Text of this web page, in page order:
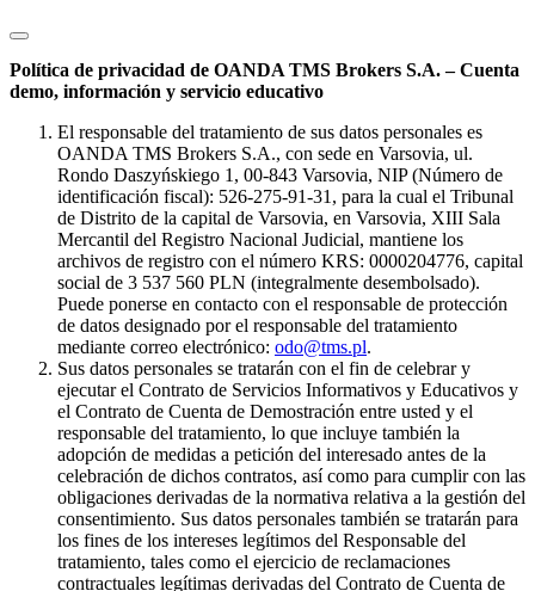
Política de privacidad de OANDA TMS Brokers S.A. – Cuenta
demo, información y servicio educativo
El responsable del tratamiento de sus datos personales es
OANDA TMS Brokers S.A., con sede en Varsovia, ul.
Rondo Daszyńskiego 1, 00-843 Varsovia, NIP (Número de
identificación fiscal): 526-275-91-31, para la cual el Tribunal
de Distrito de la capital de Varsovia, en Varsovia, XIII Sala
Mercantil del Registro Nacional Judicial, mantiene los
archivos de registro con el número KRS: 0000204776, capital
social de 3 537 560 PLN (integralmente desembolsado).
Puede ponerse en contacto con el responsable de protección
de datos designado por el responsable del tratamiento
mediante correo electrónico: odo@tms.pl.
Sus datos personales se tratarán con el fin de celebrar y
ejecutar el Contrato de Servicios Informativos y Educativos y
el Contrato de Cuenta de Demostración entre usted y el
responsable del tratamiento, lo que incluye también la
adopción de medidas a petición del interesado antes de la
celebración de dichos contratos, así como para cumplir con las
obligaciones derivadas de la normativa relativa a la gestión del
consentimiento. Sus datos personales también se tratarán para
los fines de los intereses legítimos del Responsable del
tratamiento, tales como el ejercicio de reclamaciones
contractuales legítimas derivadas del Contrato de Cuenta de